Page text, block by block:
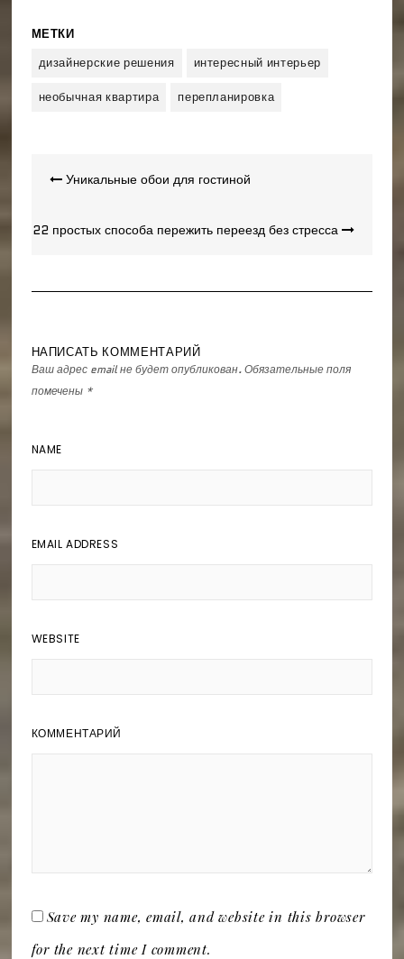
МЕТКИ
дизайнерские решения
интересный интерьер
необычная квартира
перепланировка
Навигация
записям
Уникальные обои для гостиной
22 простых способа пережить переезд без стресса
НАПИСАТЬ КОММЕНТАРИЙ
Ваш адрес email не будет опубликован. Обязательные поля
помечены *
NAME
EMAIL ADDRESS
WEBSITE
КОММЕНТАРИЙ
Save my name, email, and website in this browser
for the next time I comment.